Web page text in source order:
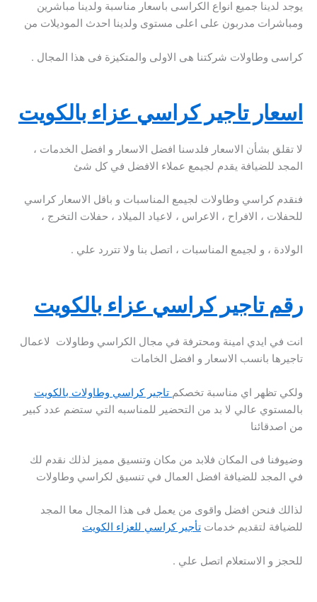
يوجد لدينا جميع انواع الكراسى باسعار مناسبة ولدينا مباشرين
ومباشرات مدربون على اعلى مستوى ولدينا احدث الموديلات من
كراسى وطاولات شركتنا هى الاولى والمتكيزة فى هذا المجال .
اسعار تاجير كراسي عزاء بالكويت
لا تقلق بشأن الاسعار فلدسنا افضل الاسعار و افضل الخدمات ،
المجد للضيافة يقدم لجيمع عملاء الافضل في كل شئ
فنقدم كراسي وطاولات لجيمع المناسبات و باقل الاسعار كراسي
للحفلات ، الافراح ، الاعراس ، لاعياد الميلاد ، حفلات التخرج ،
الولادة ، و لجيمع المناسبات ، اتصل بنا ولا تتررد علي .
رقم تاجير كراسي عزاء بالكويت
انت في ايدي امينة ومحترفة في مجال الكراسي وطاولات لاعمال
تاجيرها بانسب الاسعار و افضل الخامات
ولكي تظهر اي مناسبة تخصكم تاجير كراسي وطاولات بالكويت
بالمستوي عالي لا بد من التحضير للمناسبه التي ستضم عدد كبير
من اصدقائنا
وضيوفنا فى المكان فلابد من مكان وتنسيق مميز لذلك نقدم لك
في المجد للضيافة افضل العمال في تنسيق لكراسي وطاولات
لذالك فنحن افضل واقوى من يعمل فى هذا المجال معا المجد
للضيافة لتقديم خدمات تأجير كراسي للعزاء الكويت
للحجز و الاستعلام اتصل علي .